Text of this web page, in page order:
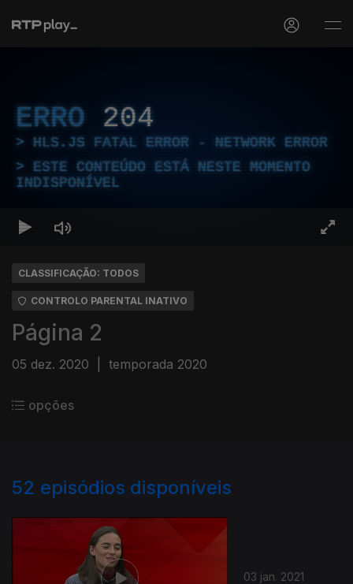
ERRO 204
HLS.JS FATAL ERROR - NETWORK ERROR
ESTE CONTEÚDO ESTÁ NESTE MOMENTO
INDISPONÍVEL
CLASSIFICAÇÃO: TODOS
CONTROLO PARENTAL INATIVO
Página 2
05 dez. 2020 temporada 2020
opções
52 episódios disponíveis
03 jan. 2021